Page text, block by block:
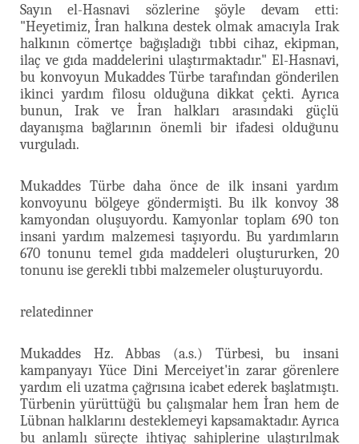
Sayın el-Hasnavi sözlerine şöyle devam etti:
"Heyetimiz, İran halkına destek olmak amacıyla Irak
halkının cömertçe bağışladığı tıbbi cihaz, ekipman,
ilaç ve gıda maddelerini ulaştırmaktadır." El-Hasnavi,
bu konvoyun Mukaddes Türbe tarafından gönderilen
ikinci yardım filosu olduğuna dikkat çekti. Ayrıca
bunun, Irak ve İran halkları arasındaki güçlü
dayanışma bağlarının önemli bir ifadesi olduğunu
vurguladı.
Mukaddes Türbe daha önce de ilk insani yardım
konvoyunu bölgeye göndermişti. Bu ilk konvoy 38
kamyondan oluşuyordu. Kamyonlar toplam 690 ton
insani yardım malzemesi taşıyordu. Bu yardımların
670 tonunu temel gıda maddeleri oluştururken, 20
tonunu ise gerekli tıbbi malzemeler oluşturuyordu.
relatedinner
Mukaddes Hz. Abbas (a.s.) Türbesi, bu insani
kampanyayı Yüce Dini Merceiyet'in zarar görenlere
yardım eli uzatma çağrısına icabet ederek başlatmıştı.
Türbenin yürüttüğü bu çalışmalar hem İran hem de
Lübnan halklarını desteklemeyi kapsamaktadır. Ayrıca
bu anlamlı süreçte ihtiyaç sahiplerine ulaştırılmak